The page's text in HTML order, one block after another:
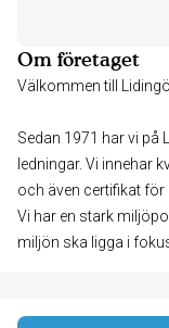
Om företaget
Välkommen till
Sedan 1971 har vi på
ledningar. Vi innehar
och även certifikat för
Vi har en stark
miljön ska ligga i